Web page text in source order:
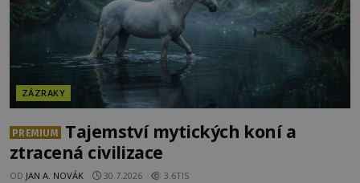
ZÁZRAKY
PREMIUM
Tajemství mytických koní a
ztracená civilizace
OD JAN A. NOVÁK 30.7.2026 3.6TIS